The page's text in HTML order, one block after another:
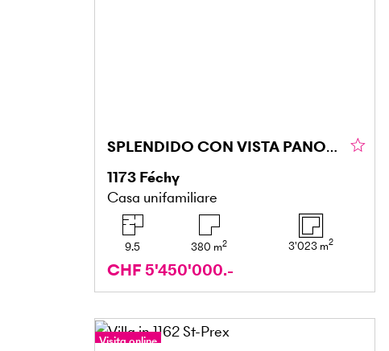
SPLENDIDO CON VISTA PANORAMICA SUL LAGO
1173 Féchy
Casa unifamiliare
9.5 380 m2 3'023 m2
CHF 5'450'000.-
Visita online